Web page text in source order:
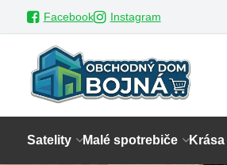
Facebook Instagram
Satelity Malé spotrebiče Krása